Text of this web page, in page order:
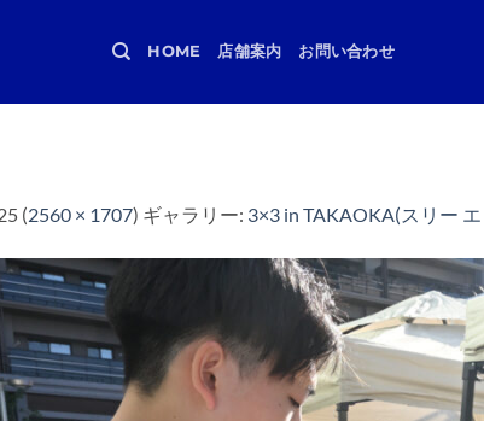
HOME 店舗案内 お問い合わせ
(2560 × 1707) ギャラリー: 3×3 in TAKAOKA(スリー